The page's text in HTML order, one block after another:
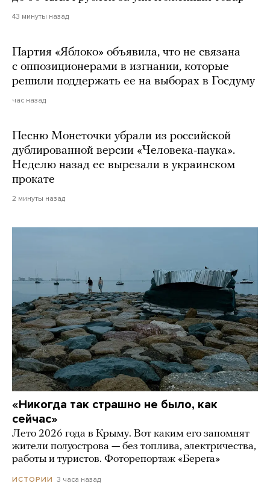
43 минуты назад
Партия «Яблоко» объявила, что не связана
с оппозиционерами в изгнании, которые
решили поддержать ее на выборах в Госдуму
час назад
Песню Монеточки убрали из российской
дублированной версии «Человека-паука».
Неделю назад ее вырезали в украинском
прокате
2 минуты назад
«Никогда так страшно не было, как
сейчас»
Лето 2026 года в Крыму. Вот каким его запомнят
жители полуострова — без топлива, электричества,
работы и туристов. Фоторепортаж «Берега»
ИСТОРИИ 3 часа назад